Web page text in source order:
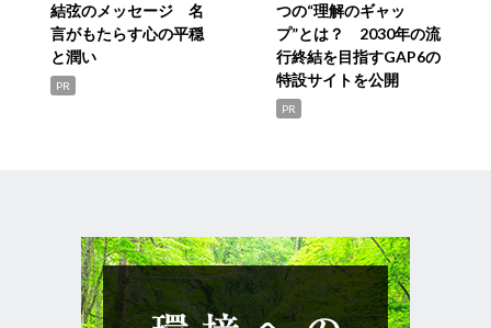
結弦のメッセージ 名
言がもたらす心の平穏
と潤い
PR
つの“理解のギャッ
プ”とは？ 2030年の流
行終結を目指すGAP6の
特設サイトを公開
PR